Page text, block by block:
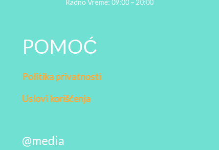
Radno Vreme: 09:00 – 20:00
POMOĆ
Politika privatnosti
Uslovi korišćenja
@media